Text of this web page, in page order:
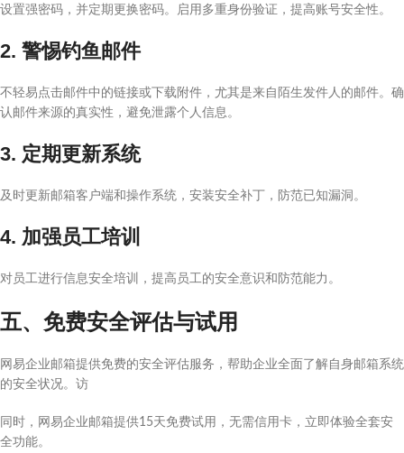
设置强密码，并定期更换密码。启用多重身份验证，提高账号安全性。
2. 警惕钓鱼邮件
不轻易点击邮件中的链接或下载附件，尤其是来自陌生发件人的邮件。确
认邮件来源的真实性，避免泄露个人信息。
3. 定期更新系统
及时更新邮箱客户端和操作系统，安装安全补丁，防范已知漏洞。
4. 加强员工培训
对员工进行信息安全培训，提高员工的安全意识和防范能力。
五、免费安全评估与试用
网易企业邮箱提供免费的安全评估服务，帮助企业全面了解自身邮箱系统
的安全状况。访
同时，网易企业邮箱提供15天免费试用，无需信用卡，立即体验全套安
全功能。